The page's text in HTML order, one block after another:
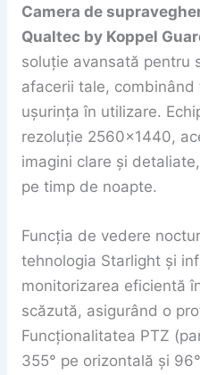
Camera de
Qualtec by Koppel
soluție avansată pentru
afacerii tale,
ușurința în utilizare.
rezoluție 2560×1440,
imagini clare și
pe timp de noapte.
Funcția de vedere
tehnologia Starlight și
monitorizarea eficientă
scăzută, asigurând o
Funcționalitatea PTZ
355° pe orizontală și